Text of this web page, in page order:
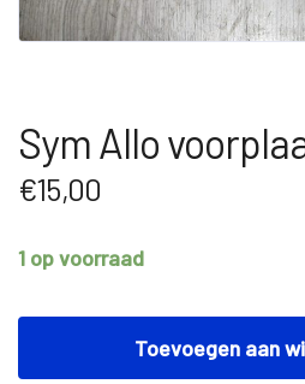
Sym Allo
€15,00
1 op voorraad
Sym
voorplaat
Toevoegen aan